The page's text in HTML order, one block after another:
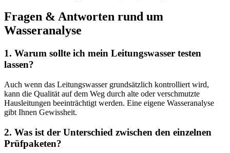
Fragen & Antworten rund um
Wasseranalyse
1. Warum sollte ich mein Leitungswasser testen
lassen?
Auch wenn das Leitungswasser grundsätzlich kontrolliert wird,
kann die Qualität auf dem Weg durch alte oder verschmutzte
Hausleitungen beeinträchtigt werden. Eine eigene Wasseranalyse
gibt Ihnen Gewissheit.
2. Was ist der Unterschied zwischen den einzelnen
Prüfpaketen?